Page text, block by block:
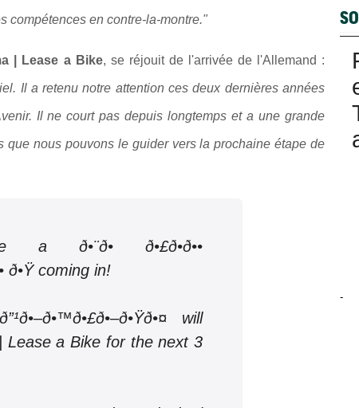
compétences en contre-la-montre."
| Lease a Bike, se réjouit de l'arrivée de l'Allemand :
Il a retenu notre attention ces deux dernières années
Il ne court pas depuis longtemps et a une grande
que nous pouvons le guider vers la prochaine étape de
ð•£ð•ð••
ð•Ÿ coming in!
will
Lease a Bike for the next 3
-